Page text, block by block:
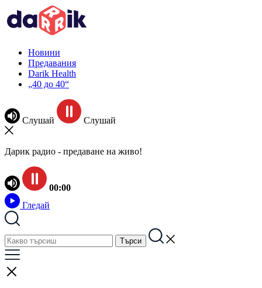
Новини
Предавания
Darik Health
„40 до 40“
Слушай Слушай
Дарик радио - предаване на живо!
00:00
Гледай